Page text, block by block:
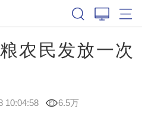
农民发放一次
10:04:58 6.5万